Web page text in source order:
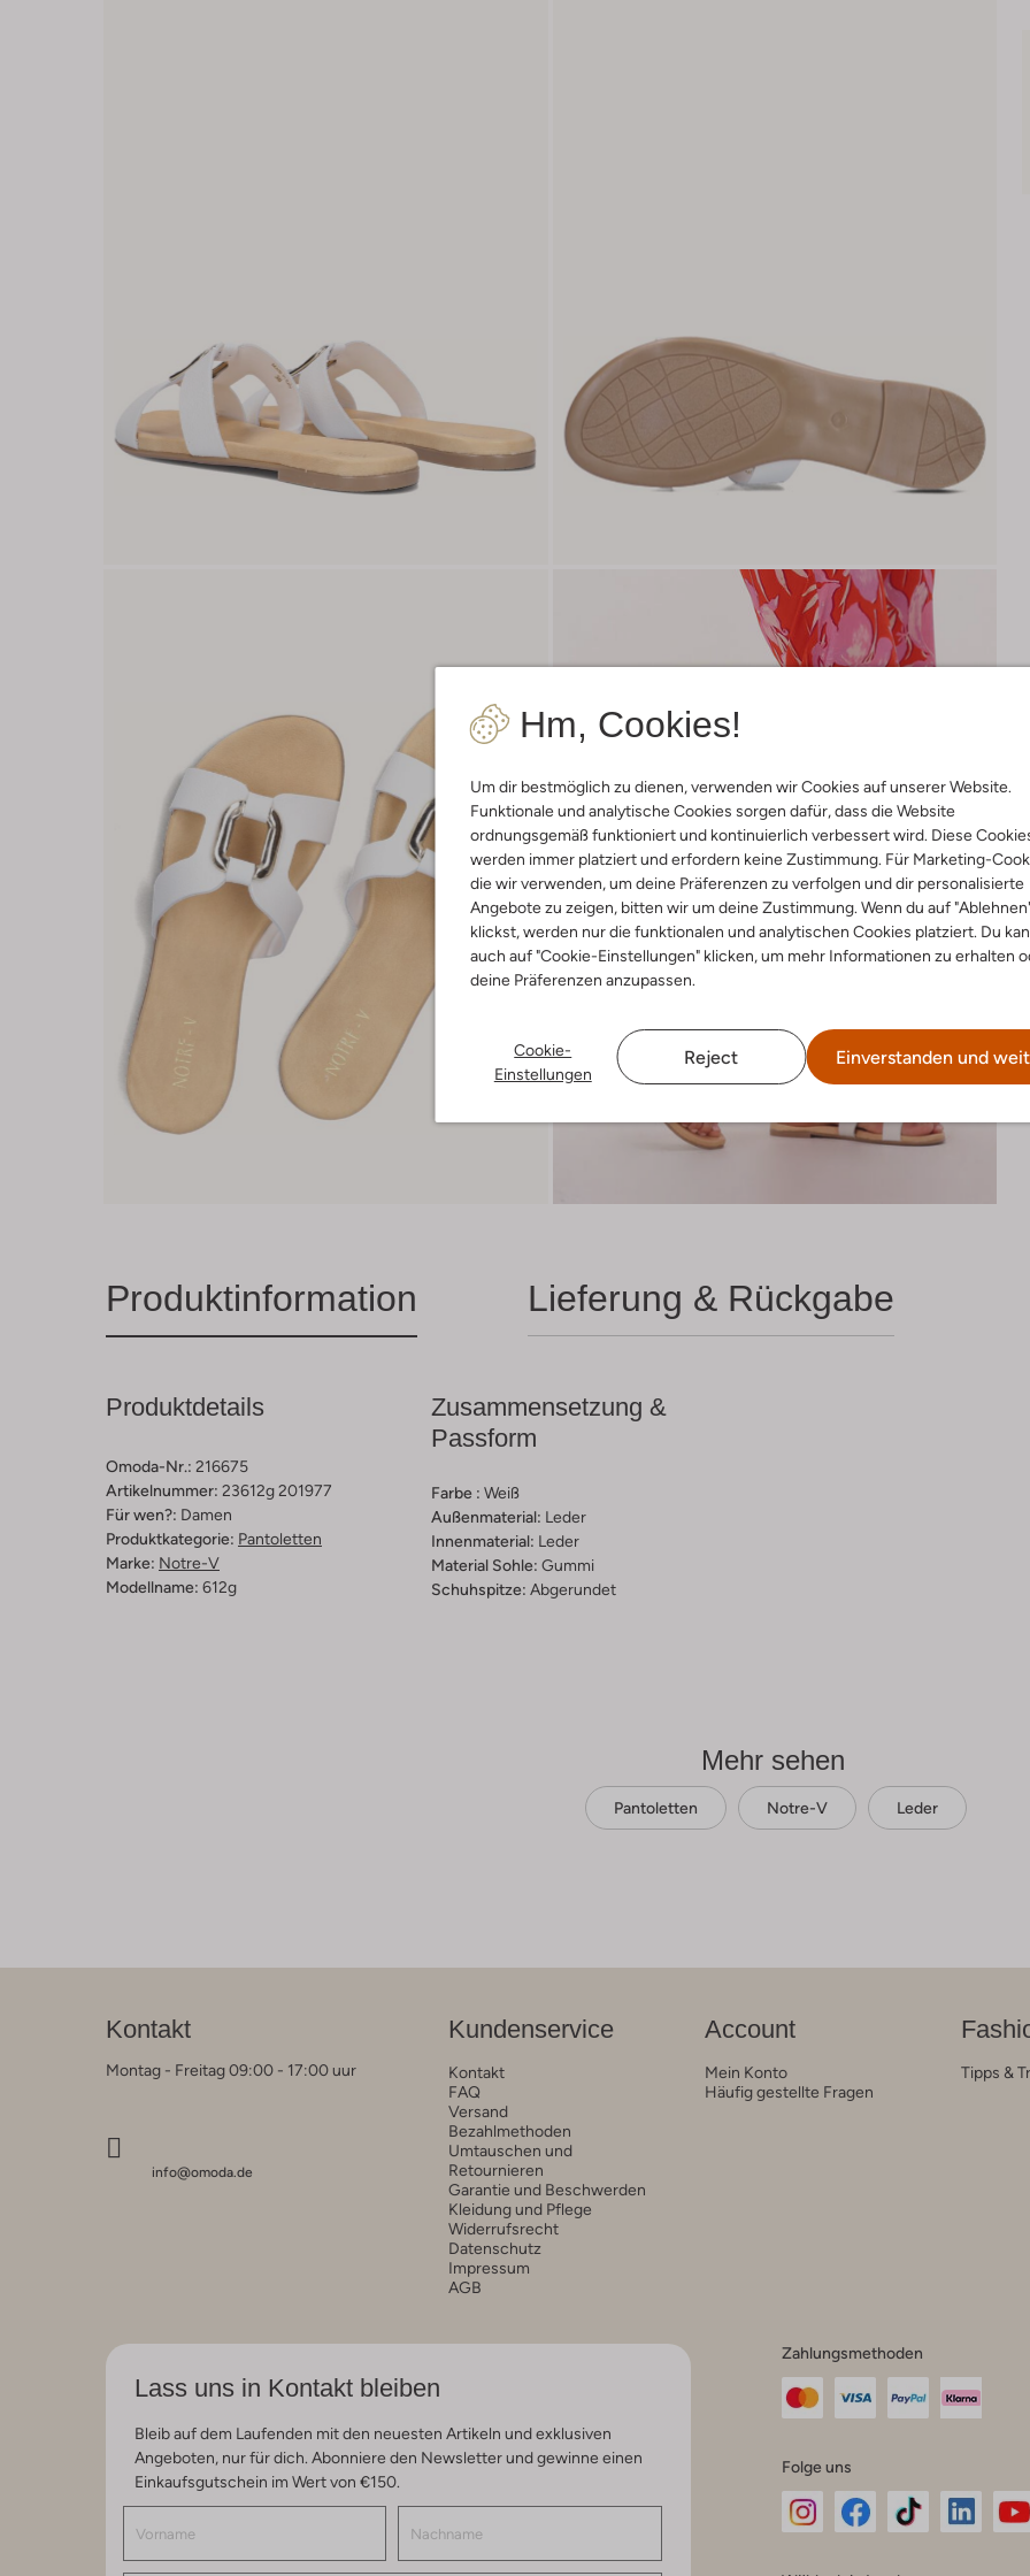
Hm, Cookies!
Um dir bestmöglich zu dienen, verwenden wir Cookies auf unserer Website.
Funktionale und analytische Cookies sorgen dafür, dass die Website
ordnungsgemäß funktioniert und kontinuierlich verbessert wird. Diese
werden immer platziert und erfordern keine Zustimmung. Für Marketing-
die wir verwenden, um deine Präferenzen zu verfolgen und dir personalisierte
Angebote zu zeigen, bitten wir um deine Zustimmung. Wenn du auf
klickst, werden nur die funktionalen und analytischen Cookies platziert. Du
auch auf "Cookie-Einstellungen" klicken, um mehr Informationen zu erhalten
deine Präferenzen anzupassen.
Cookie-
Einstellungen
Reject Einverstanden und
Produktinformation Lieferung & Rückgabe
Produktdetails
Omoda-Nr.: 216675
Artikelnummer: 23612g 201977
Für wen?: Damen
Produktkategorie: Pantoletten
Marke: Notre-V
Modellname: 612g
Zusammensetzung &
Passform
Farbe : Weiß
Außenmaterial: Leder
Innenmaterial: Leder
Material Sohle: Gummi
Schuhspitze: Abgerundet
Mehr sehen
Pantoletten Notre-V Leder
Kontakt
Montag - Freitag 09:00 - 17:00 uur
info@omoda.de
Kundenservice
Kontakt
FAQ
Versand
Bezahlmethoden
Umtauschen und
Retournieren
Garantie und Beschwerden
Kleidung und Pflege
Widerrufsrecht
Datenschutz
Impressum
AGB
Account
Mein Konto
Häufig gestellte Fragen
Tipps &
Lass uns in Kontakt bleiben
Bleib auf dem Laufenden mit den neuesten Artikeln und exklusiven
Angeboten, nur für dich. Abonniere den Newsletter und gewinne einen
Einkaufsgutschein im Wert von €150.
Zahlungsmethoden
Folge uns